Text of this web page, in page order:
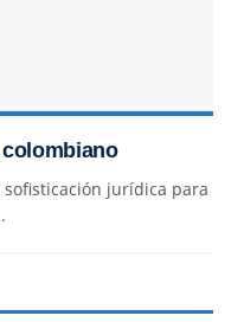
colombiano
jurídica para